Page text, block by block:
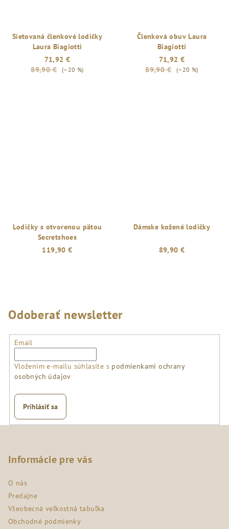
Sietovaná členkové lodičky
Laura Biagiotti
71,92 €
89,90 €
(–20 %)
Členková obuv Laura
Biagiotti
71,92 €
89,90 €
(–20 %)
Lodičky s otvorenou pätou
Secretshoes
119,90 €
Dámske kožené lodičky
89,90 €
Odoberať newsletter
Email
Vložením e-mailu súhlasíte s podmienkami ochrany
osobných údajov
Prihlásiť sa
Informácie pre vás
O nás
Predajne
Všeobecná veľkostná tabuľka
Obchodné podmienky